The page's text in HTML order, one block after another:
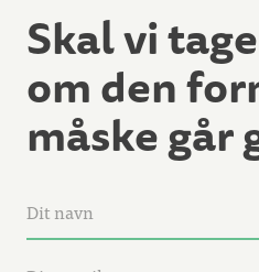
Skal vi
om den
måske går